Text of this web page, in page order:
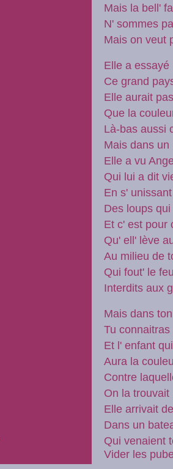
Mais la bell'
N' sommes
Mais on veut
Elle a
Ce grand
Elle aurait
Que la
Là-bas aussi
Mais dans
Elle a vu
Qui lui a dit
En s'
Des loups
Et c' est pour
Qu' ell' lève
Au milieu de
Qui fout' le
Interdits aux
Mais dans
Tu
Et l' enfant
Aura la
Contre
On la
Elle arrivait
Dans un
Qui venaient
Vider les